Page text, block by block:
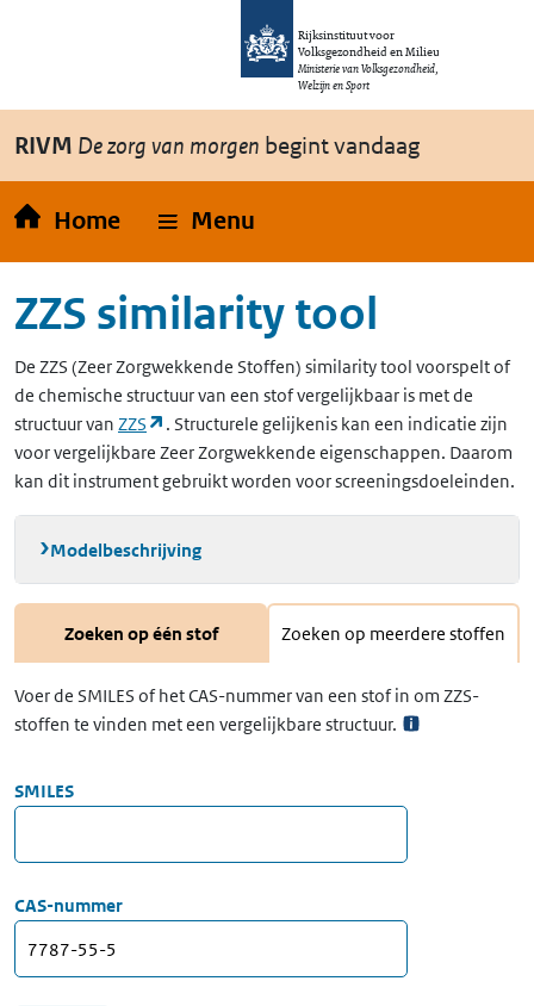
Overslaan en naar de inhoud gaan
Rijksinstituut voor
Volksgezondheid en Milieu
Ministerie van Volksgezondheid,
Welzijn en Sport
RIVM De zorg van morgen begint vandaag
Home Menu
ZZS similarity tool
De ZZS (Zeer Zorgwekkende Stoffen) similarity tool voorspelt of
de chemische structuur van een stof vergelijkbaar is met de
structuur van ZZS (opent in een nieuw tabblad)
. Structurele gelijkenis kan een indicatie zijn
voor vergelijkbare Zeer Zorgwekkende eigenschappen. Daarom
kan dit instrument gebruikt worden voor screeningsdoeleinden.
Modelbeschrijving
Zoeken op één stof Zoeken op meerdere stoffen
Voer de SMILES of het CAS-nummer van een stof in om ZZS-
stoffen te vinden met een vergelijkbare structuur.
SMILES
CAS-nummer